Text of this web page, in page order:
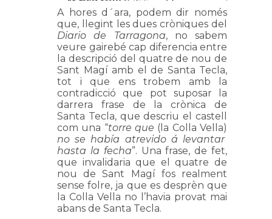
A hores d´ara, podem dir només
que, llegint les dues cròniques del
Diario de Tarragona, no sabem
veure gairebé cap diferencia entre
la descripció del quatre de nou de
Sant Magí amb el de Santa Tecla,
tot i que ens trobem amb la
contradicció que pot suposar la
darrera frase de la crònica de
Santa Tecla, que descriu el castell
com una “torre que (la Colla Vella)
no se había atrevido á levantar
hasta la fecha”. Una frase, de fet,
que invalidaria que el quatre de
nou de Sant Magí fos realment
sense folre, ja que es desprèn que
la Colla Vella no l’havia provat mai
abans de Santa Tecla.